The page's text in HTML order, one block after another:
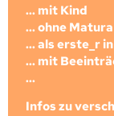
... mit Kind
... ohne Matura
... als erste_r
... mit
...
Infos zu